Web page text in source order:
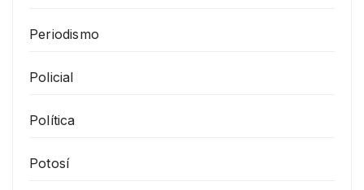
Periodismo
Policial
Política
Potosí